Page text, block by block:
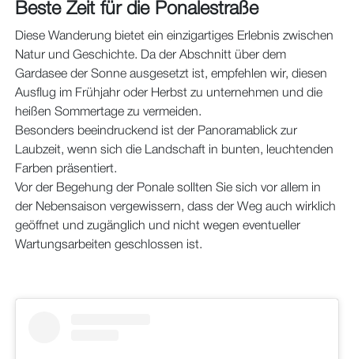
Beste Zeit für die Ponalestraße
Diese Wanderung bietet ein einzigartiges Erlebnis zwischen
Natur und Geschichte. Da der Abschnitt über dem
Gardasee der Sonne ausgesetzt ist, empfehlen wir, diesen
Ausflug im Frühjahr oder Herbst zu unternehmen und die
heißen Sommertage zu vermeiden.
Besonders beeindruckend ist der Panoramablick zur
Laubzeit, wenn sich die Landschaft in bunten, leuchtenden
Farben präsentiert.
Vor der Begehung der Ponale sollten Sie sich vor allem in
der Nebensaison vergewissern, dass der Weg auch wirklich
geöffnet und zugänglich und nicht wegen eventueller
Wartungsarbeiten geschlossen ist.